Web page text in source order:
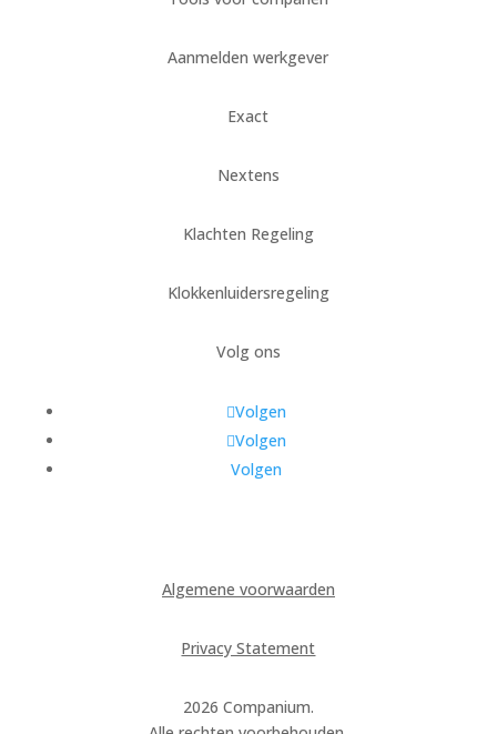
Aanmelden werkgever
Exact
Nextens
Klachten Regeling
Klokkenluidersregeling
Volg ons
Volgen
Volgen
Volgen
Algemene voorwaarden
Privacy Statement
2026 Companium.